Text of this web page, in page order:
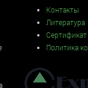
Контакты
Литература
Политика